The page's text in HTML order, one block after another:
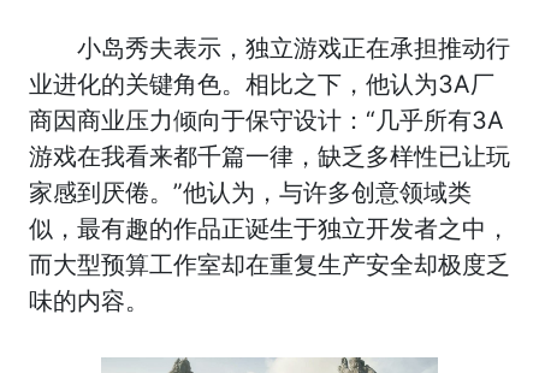
小岛秀夫表示，独立游戏正在承担推动行
业进化的关键角色。相比之下，他认为3A厂
商因商业压力倾向于保守设计：“几乎所有3A
游戏在我看来都千篇一律，缺乏多样性已让玩
家感到厌倦。”他认为，与许多创意领域类
似，最有趣的作品正诞生于独立开发者之中，
而大型预算工作室却在重复生产安全却极度乏
味的内容。